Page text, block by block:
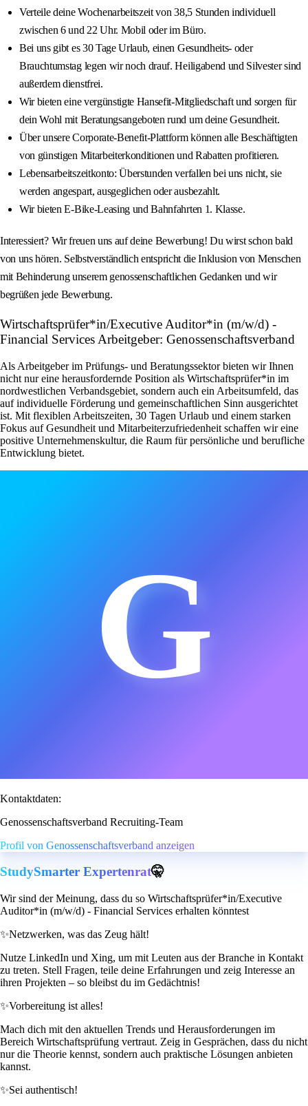
Verteile deine Wochenarbeitszeit von 38,5 Stunden individuell
zwischen 6 und 22 Uhr. Mobil oder im Büro.
Bei uns gibt es 30 Tage Urlaub, einen Gesundheits- oder
Brauchtumstag legen wir noch drauf. Heiligabend und Silvester sind
außerdem dienstfrei.
Wir bieten eine vergünstigte Hansefit-Mitgliedschaft und sorgen für
dein Wohl mit Beratungsangeboten rund um deine Gesundheit.
Über unsere Corporate-Benefit-Plattform können alle Beschäftigten
von günstigen Mitarbeiterkonditionen und Rabatten profitieren.
Lebensarbeitszeitkonto: Überstunden verfallen bei uns nicht, sie
werden angespart, ausgeglichen oder ausbezahlt.
Wir bieten E-Bike-Leasing und Bahnfahrten 1. Klasse.
Interessiert? Wir freuen uns auf deine Bewerbung! Du wirst schon bald
von uns hören. Selbstverständlich entspricht die Inklusion von Menschen
mit Behinderung unserem genossenschaftlichen Gedanken und wir
begrüßen jede Bewerbung.
Wirtschaftsprüfer*in/Executive Auditor*in (m/w/d) -
Financial Services Arbeitgeber: Genossenschaftsverband
Als Arbeitgeber im Prüfungs- und Beratungssektor bieten wir Ihnen
nicht nur eine herausfordernde Position als Wirtschaftsprüfer*in im
nordwestlichen Verbandsgebiet, sondern auch ein Arbeitsumfeld, das
auf individuelle Förderung und gemeinschaftlichen Sinn ausgerichtet
ist. Mit flexiblen Arbeitszeiten, 30 Tagen Urlaub und einem starken
Fokus auf Gesundheit und Mitarbeiterzufriedenheit schaffen wir eine
positive Unternehmenskultur, die Raum für persönliche und berufliche
Entwicklung bietet.
G
Kontaktdaten:
Genossenschaftsverband Recruiting-Team
Profil von Genossenschaftsverband anzeigen
StudySmarter Expertenrat🤫
Wir sind der Meinung, dass du so Wirtschaftsprüfer*in/Executive
Auditor*in (m/w/d) - Financial Services erhalten könntest
✨Netzwerken, was das Zeug hält!
Nutze LinkedIn und Xing, um mit Leuten aus der Branche in Kontakt
zu treten. Stell Fragen, teile deine Erfahrungen und zeig Interesse an
ihren Projekten – so bleibst du im Gedächtnis!
✨Vorbereitung ist alles!
Mach dich mit den aktuellen Trends und Herausforderungen im
Bereich Wirtschaftsprüfung vertraut. Zeig in Gesprächen, dass du nicht
nur die Theorie kennst, sondern auch praktische Lösungen anbieten
kannst.
✨Sei authentisch!